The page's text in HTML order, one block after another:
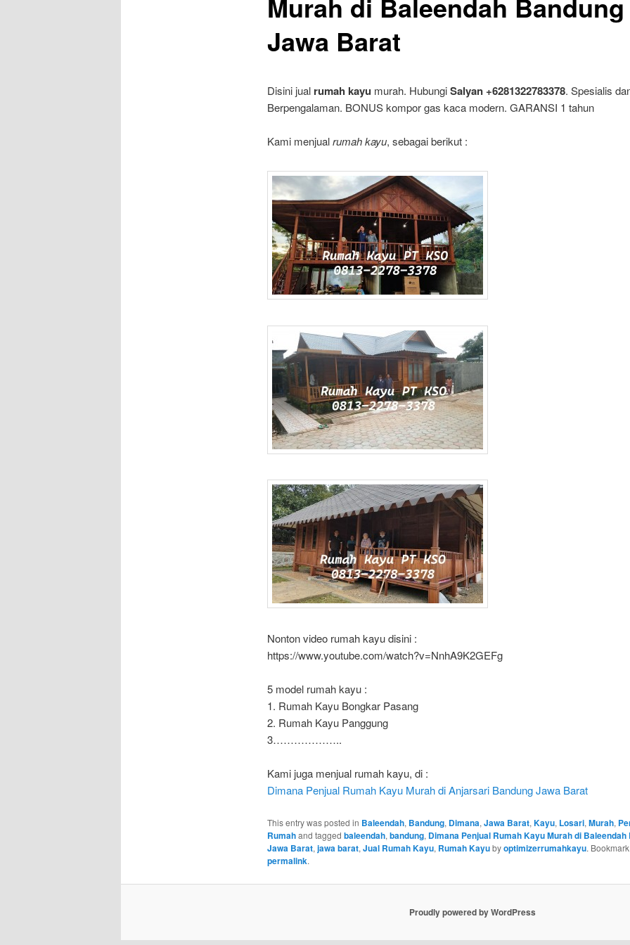
Jawa Barat
Disini jual rumah kayu murah. HubungiSalyan +6281322783378. Spesialis
Berpengalaman. BONUS kompor gas kaca modern. GARANSI 1 tahun
Kami menjualrumah kayu, sebagai berikut :
Nonton video rumah kayu disini :
https://www.youtube.com/watch?v=NnhA9K2GEFg
5 model rumah kayu :
1. Rumah Kayu Bongkar Pasang
2. Rumah Kayu Panggung
3………………..
Kami juga menjual rumah kayu, di :
Dimana Penjual Rumah Kayu Murah di Anjarsari Bandung Jawa Barat
This entry was posted in Baleendah, Bandung, Dimana, Jawa Barat, Kayu, Losari, Murah,
Rumahand tagged baleendah, bandung, Dimana Penjual Rumah Kayu Murah di Baleendah
Jawa Barat, jawa barat, Jual Rumah Kayu, Rumah Kayubyoptimizerrumahkayu.
permalink.
Proudly powered by WordPress